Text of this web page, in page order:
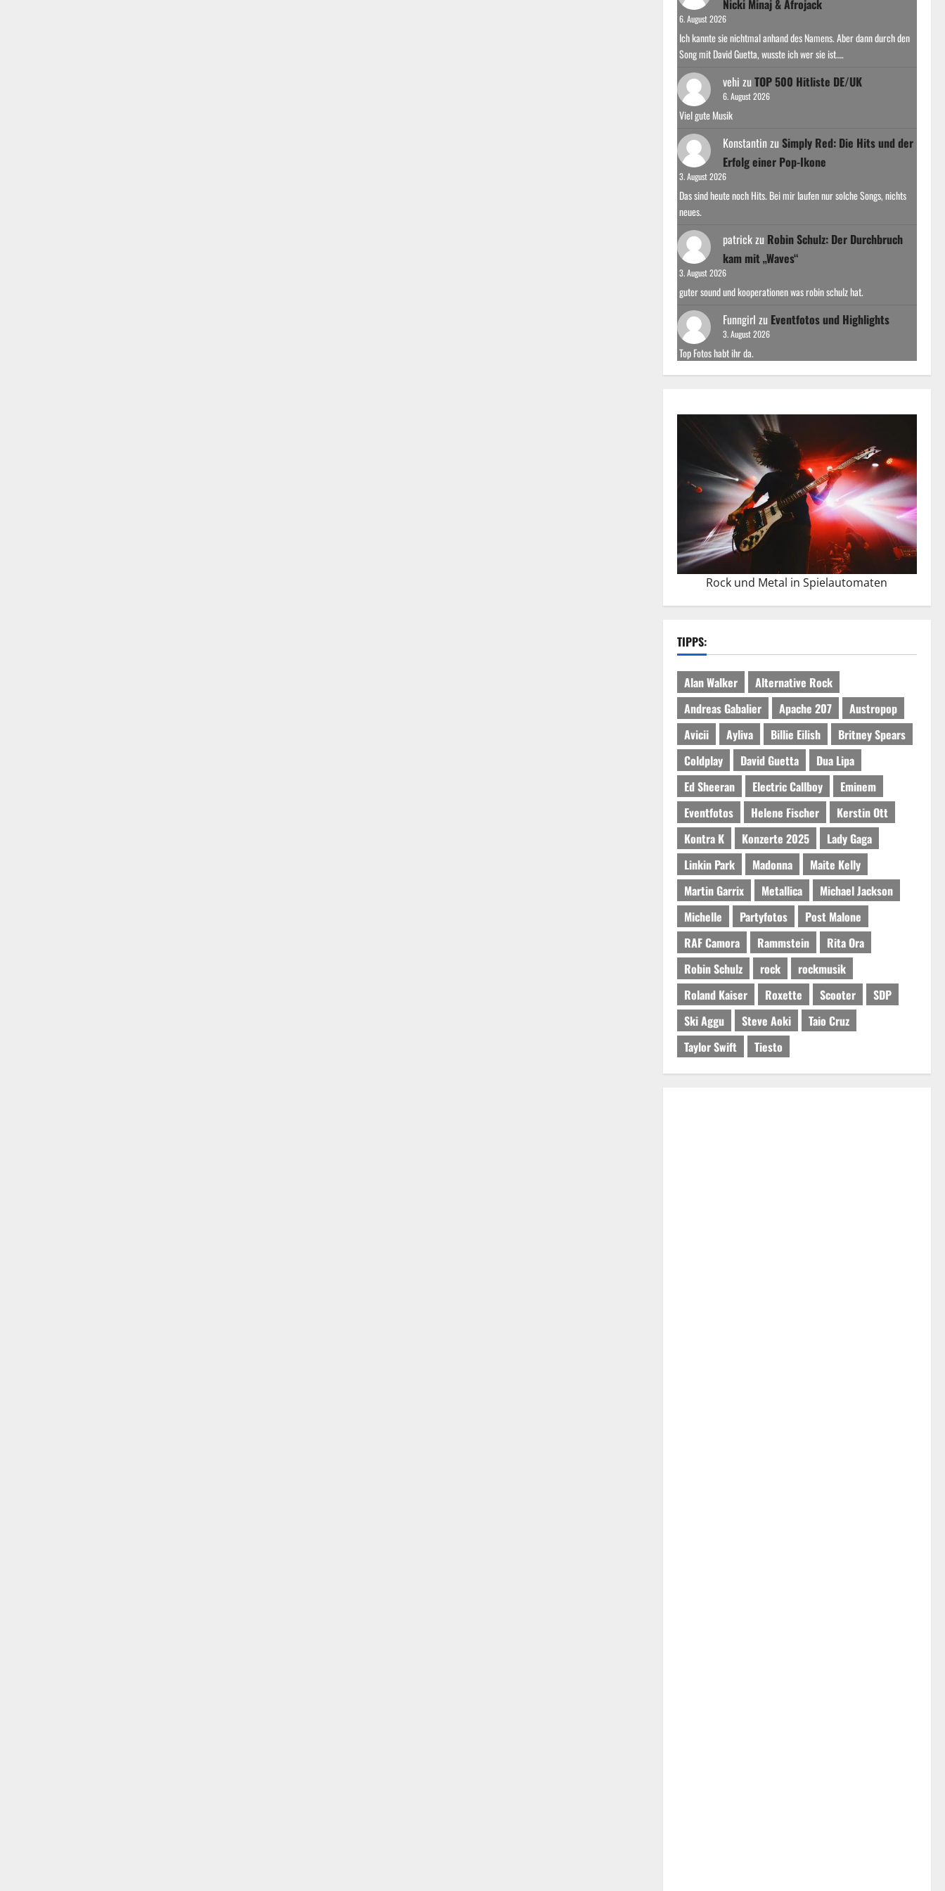
Nicki Minaj & Afrojack
6. August 2026
Ich kannte sie nichtmal anhand des Namens. Aber dann durch den
Song mit David Guetta, wusste ich wer sie ist.…
vehi zu TOP 500 Hitliste DE/UK
6. August 2026
Viel gute Musik
Konstantinzu Simply Red: Die Hits und der
Erfolg einer Pop-Ikone
3. August 2026
Das sind heute noch Hits. Bei mir laufen nur solche Songs, nichts
neues.
patrickzu Robin Schulz: Der Durchbruch
kam mit „Waves“
3. August 2026
guter sound und kooperationen was robin schulz hat.
Funngirl zu Eventfotos und Highlights
3. August 2026
Top Fotos habt ihr da.
Rock und Metal in Spielautomaten
TIPPS:
Alan Walker
Alternative Rock
Andreas Gabalier
Apache 207
Austropop
Avicii
Ayliva Billie Eilish
Britney Spears
Coldplay
David Guetta
Dua Lipa
Ed Sheeran
Electric Callboy
Eminem
Eventfotos
Helene Fischer
Kerstin Ott
Kontra K
Konzerte 2025
Lady Gaga
Linkin Park
Madonna
Maite Kelly
Martin Garrix
Metallica
Michael Jackson
Michelle
Partyfotos
Post Malone
RAF Camora
Rammstein
Rita Ora
Robin Schulz
rock
rockmusik
Roland Kaiser
Roxette Scooter
SDP
Ski Aggu
Steve Aoki
Taio Cruz
Taylor Swift
Tiesto